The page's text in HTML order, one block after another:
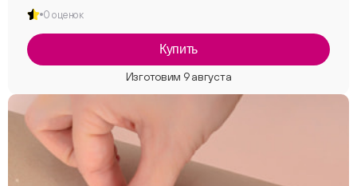
0 оценок
Купить